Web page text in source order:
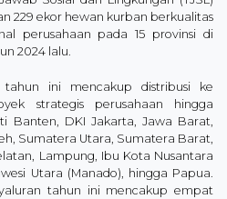
229 ekor hewan kurban berkualitas
perusahaan pada 15 provinsi di
2024 lalu.
ini mencakup distribusi ke
strategis perusahaan hingga
Banten, DKI Jakarta, Jawa Barat,
Sumatera Utara, Sumatera Barat,
Lampung, Ibu Kota Nusantara
Utara (Manado), hingga Papua.
tahun ini mencakup empat